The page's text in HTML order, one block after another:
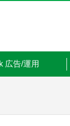
広告/運用